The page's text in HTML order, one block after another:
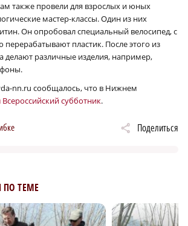
также провели для взрослых и юных
мастер-классы. Один из них
Он опробовал специальный велосипед, с
пластик. После этого из
делают различные изделия, например,
nn.ru сообщалось, что в Нижнем
субботник.
Поделиться
ПО ТЕМЕ